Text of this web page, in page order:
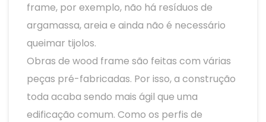
frame, por exemplo, não há resíduos de
argamassa, areia e ainda não é necessário
queimar tijolos.
Obras de wood frame são feitas com várias
peças pré-fabricadas. Por isso, a construção
toda acaba sendo mais ágil que uma
edificação comum. Como os perfis de